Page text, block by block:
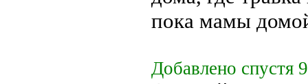
пока мамы
Добавлено спустя